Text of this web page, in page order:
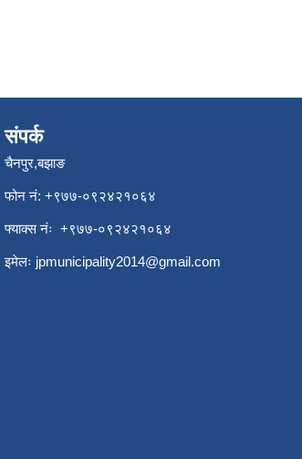
संपर्क
चैनपुर,बझाङ
फोन नं: ‍‌+९७७-०९२४२१०६४
फ्याक्स नंः +९७७-०९२४२१०६४
इमेलः jpmunicipality2014@gmail.com